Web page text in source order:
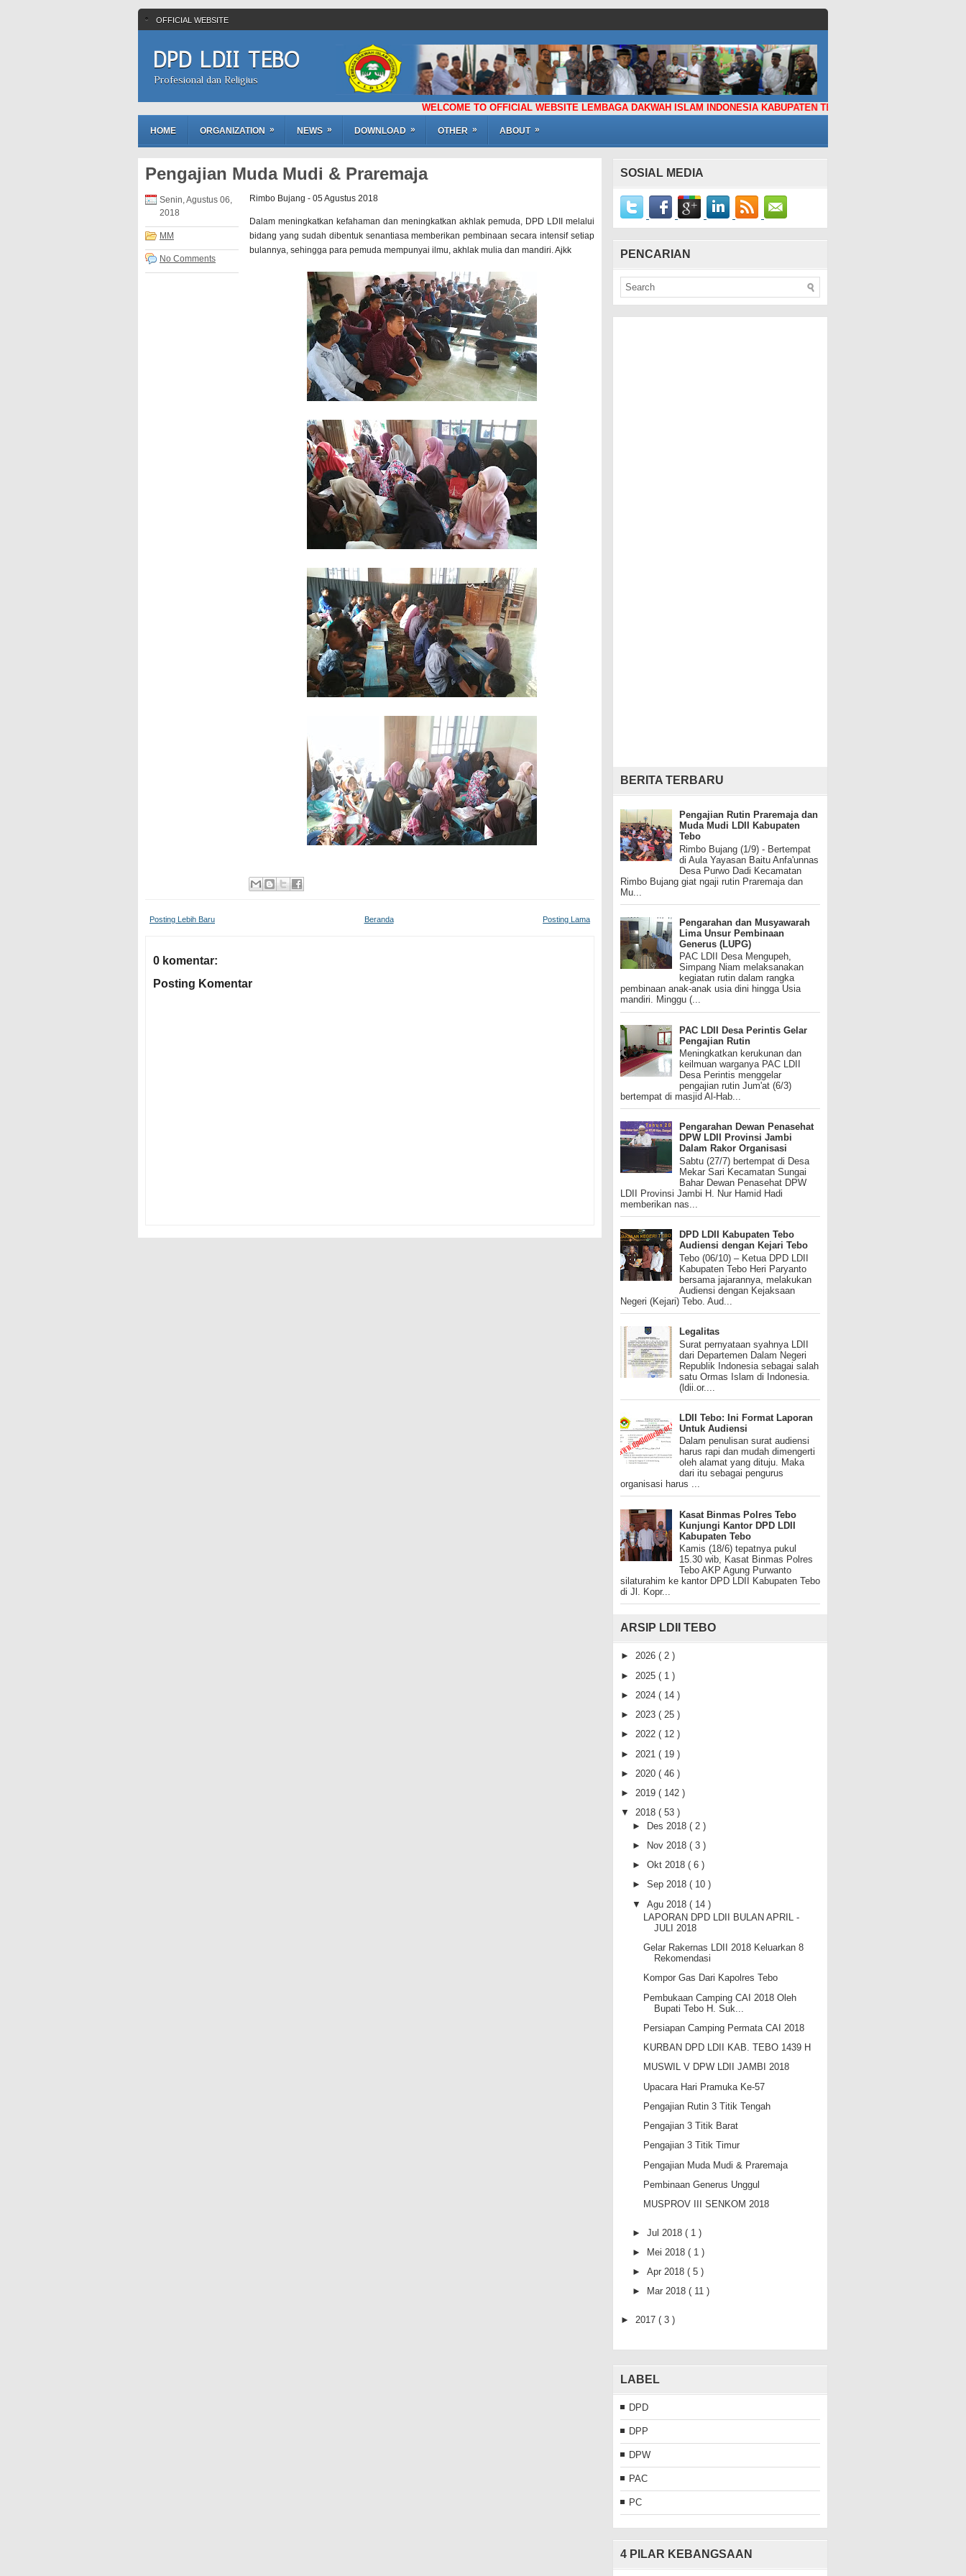
OFFICIAL WEBSITE
DPD LDII TEBO
Profesional dan Religius
WELCOME TO OFFICIAL WEBSITE LEMBAGA DAKWAH ISLAM INDONESIA KABUPATEN TEBO
HOME ORGANIZATION » NEWS » DOWNLOAD » OTHER » ABOUT »
Pengajian Muda Mudi & Praremaja
Senin, Agustus 06,
2018
MM
No Comments
Rimbo Bujang - 05 Agustus 2018
Dalam meningkatkan kefahaman dan meningkatkan akhlak pemuda, DPD LDII melalui
bidang yang sudah dibentuk senantiasa memberikan pembinaan secara intensif setiap
bulannya, sehingga para pemuda mempunyai ilmu, akhlak mulia dan mandiri. Ajkk
Posting Lebih Baru Posting Lama
Beranda
0 komentar:
Posting Komentar
SOSIAL MEDIA
PENCARIAN
BERITA TERBARU
Pengajian Rutin Praremaja dan
Muda Mudi LDII Kabupaten
Tebo
Rimbo Bujang (1/9) - Bertempat
di Aula Yayasan Baitu Anfa'unnas
Desa Purwo Dadi Kecamatan
Rimbo Bujang giat ngaji rutin Praremaja dan
Mu...
Pengarahan dan Musyawarah
Lima Unsur Pembinaan
Generus (LUPG)
PAC LDII Desa Mengupeh,
Simpang Niam melaksanakan
kegiatan rutin dalam rangka
pembinaan anak-anak usia dini hingga Usia
mandiri. Minggu (...
PAC LDII Desa Perintis Gelar
Pengajian Rutin
Meningkatkan kerukunan dan
keilmuan warganya PAC LDII
Desa Perintis menggelar
pengajian rutin Jum'at (6/3)
bertempat di masjid Al-Hab...
Pengarahan Dewan Penasehat
DPW LDII Provinsi Jambi
Dalam Rakor Organisasi
Sabtu (27/7) bertempat di Desa
Mekar Sari Kecamatan Sungai
Bahar Dewan Penasehat DPW
LDII Provinsi Jambi H. Nur Hamid Hadi
memberikan nas...
DPD LDII Kabupaten Tebo
Audiensi dengan Kejari Tebo
Tebo (06/10) – Ketua DPD LDII
Kabupaten Tebo Heri Paryanto
bersama jajarannya, melakukan
Audiensi dengan Kejaksaan
Negeri (Kejari) Tebo. Aud...
Legalitas
Surat pernyataan syahnya LDII
dari Departemen Dalam Negeri
Republik Indonesia sebagai salah
satu Ormas Islam di Indonesia.
(ldii.or....
LDII Tebo: Ini Format Laporan
Untuk Audiensi
Dalam penulisan surat audiensi
harus rapi dan mudah dimengerti
oleh alamat yang dituju. Maka
dari itu sebagai pengurus
organisasi harus ...
Kasat Binmas Polres Tebo
Kunjungi Kantor DPD LDII
Kabupaten Tebo
Kamis (18/6) tepatnya pukul
15.30 wib, Kasat Binmas Polres
Tebo AKP Agung Purwanto
silaturahim ke kantor DPD LDII Kabupaten Tebo
di Jl. Kopr...
ARSIP LDII TEBO
► 2026 ( 2 )
► 2025 ( 1 )
► 2024 ( 14 )
► 2023 ( 25 )
► 2022 ( 12 )
► 2021 ( 19 )
► 2020 ( 46 )
► 2019 ( 142 )
▼ 2018 ( 53 )
► Des 2018 ( 2 )
►
Nov 2018 ( 3 )
► Okt 2018 ( 6 )
► Sep 2018 ( 10 )
▼ Agu 2018 ( 14 )
LAPORAN DPD LDII BULAN APRIL -
JULI 2018
Gelar Rakernas LDII 2018 Keluarkan 8
Rekomendasi
Kompor Gas Dari Kapolres Tebo
Pembukaan Camping CAI 2018 Oleh
Bupati Tebo H. Suk...
Persiapan Camping Permata CAI 2018
KURBAN DPD LDII KAB. TEBO 1439 H
MUSWIL V DPW LDII JAMBI 2018
Upacara Hari Pramuka Ke-57
Pengajian Rutin 3 Titik Tengah
Pengajian 3 Titik Barat
Pengajian 3 Titik Timur
Pengajian Muda Mudi & Praremaja
Pembinaan Generus Unggul
MUSPROV III SENKOM 2018
► Jul 2018 ( 1 )
►
Mei 2018 ( 1 )
► Apr 2018 ( 5 )
►
Mar 2018 ( 11 )
► 2017 ( 3 )
LABEL
DPD
DPP
DPW
PAC
PC
4 PILAR KEBANGSAAN